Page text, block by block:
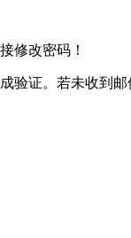
修改密码！
验证。若未收到邮